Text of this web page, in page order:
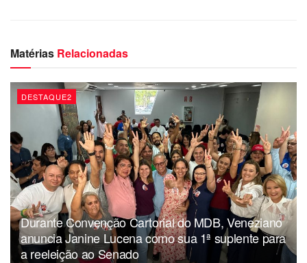
Matérias Relacionadas
DESTAQUE2
Durante Convenção Cartorial do MDB, Veneziano
anuncia Janine Lucena como sua 1ª suplente para
a reeleição ao Senado